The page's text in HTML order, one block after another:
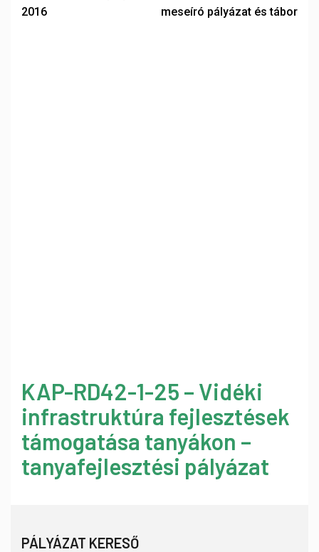
2016
meseíró pályázat és tábor
KAP-RD42-1-25 – Vidéki
infrastruktúra fejlesztések
támogatása tanyákon –
tanyafejlesztési pályázat
PÁLYÁZAT KERESŐ